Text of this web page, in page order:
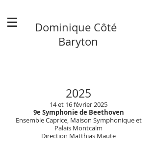
Dominique Côté
Baryton
2025
14 et 16 février 2025
9e Symphonie de Beethoven
Ensemble Caprice, Maison Symphonique et
Palais Montcalm
Direction Matthias Maute